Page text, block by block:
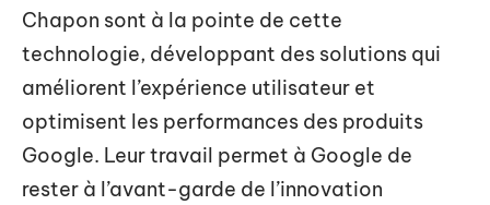
Chapon sont à la pointe de cette
technologie, développant des solutions qui
améliorent l’expérience utilisateur et
optimisent les performances des produits
Google. Leur travail permet à Google de
rester à l’avant-garde de l’innovation